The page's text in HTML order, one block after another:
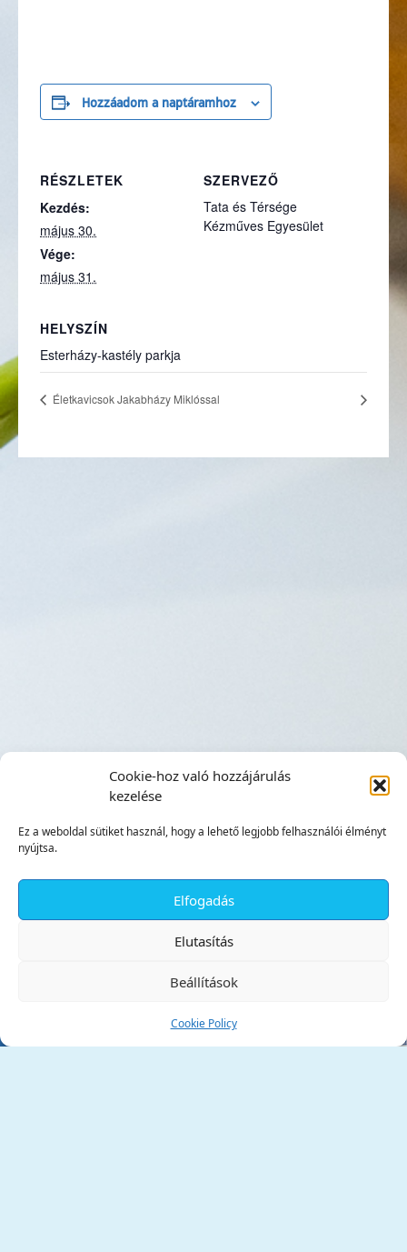
Cookie-hoz való hozzájárulás
kezelése
Ez a weboldal sütiket használ, hogy a lehető legjobb felhasználói élményt
nyújtsa.
Elfogadás
Elutasítás
Beállítások
Cookie Policy
Hozzáadom a naptáramhoz
RÉSZLETEK
Kezdés:
május 30.
Vége:
május 31.
SZERVEZŐ
Tata és Térsége
Kézműves Egyesület
HELYSZÍN
Esterházy-kastély parkja
Életkavicsok Jakabházy Miklóssal
Tata Város Önkormányzata
✕